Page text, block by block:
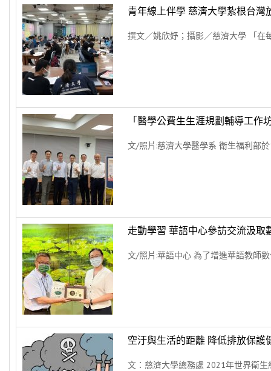
青年線上伴學 慈濟大學紮根台灣
撰文／姚欣妤；攝影／慈濟大學 「
「醫學公費生生涯規劃輔導工作
文/照片:慈濟大學醫學系 衛生福利部
走動學習 華語中心參訪交流汲取
文/照片:華語中心 為了增進華語教師
空汙與生活的距離 降低排放保護
文：慈濟大學總務處 2021年世界衛